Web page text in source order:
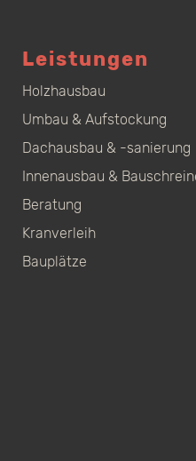
Leistungen
Holzhausbau
Umbau & Aufstockung
Dachausbau & -sanierung
Innenausbau &
Beratung
Kranverleih
Bauplätze